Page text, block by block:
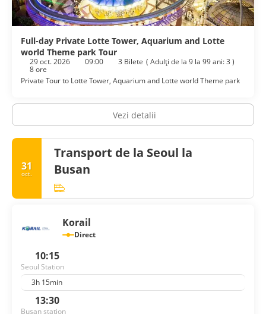
Full-day Private Lotte Tower, Aquarium and Lotte
world Theme park Tour
29 oct. 2026 09:00 3 Bilete ( Adulţi de la 9 la 99 ani: 3 )
8 ore
Private Tour to Lotte Tower, Aquarium and Lotte world Theme park
Vezi detalii
31
oct.
Transport de la Seoul la
Busan
Korail
Direct
10:15
Seoul Station
3h 15min
13:30
Busan station